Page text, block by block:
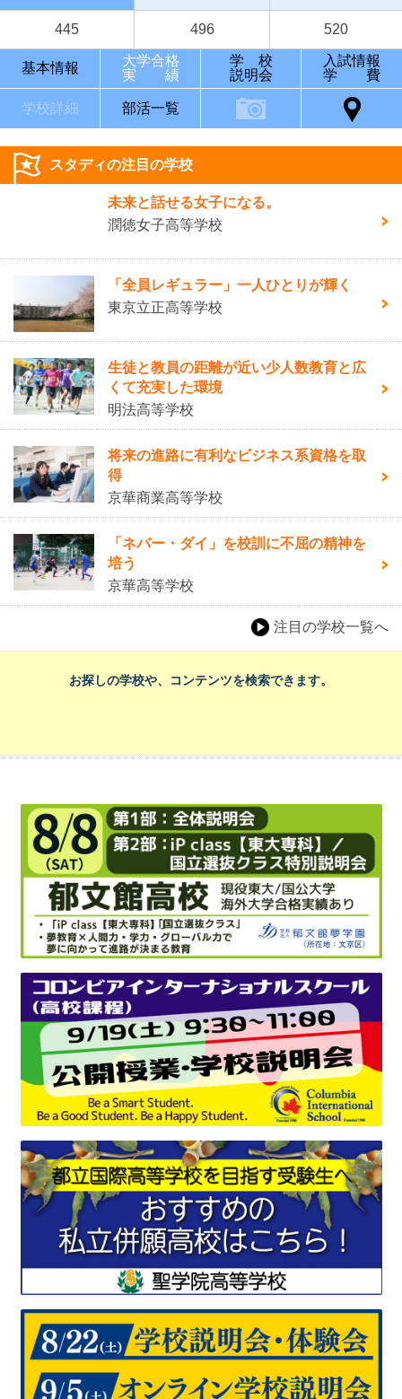
445 496 520
基本情報
大学合格
実 績
学 校
説明会
入試情報
学 費
学校詳細 部活一覧
スタディの注目の学校
未来と話せる女子になる。
潤徳女子高等学校
「全員レギュラー」一人ひとりが輝く
東京立正高等学校
生徒と教員の距離が近い少人数教育と広
くて充実した環境
明法高等学校
将来の進路に有利なビジネス系資格を取
得
京華商業高等学校
「ネバー・ダイ」を校訓に不屈の精神を
培う
京華高等学校
注目の学校一覧へ
お探しの学校や、コンテンツを検索できます。